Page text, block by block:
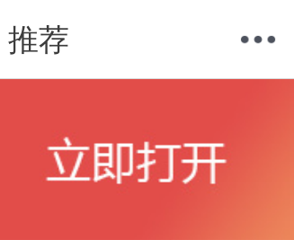
推荐
我的当当